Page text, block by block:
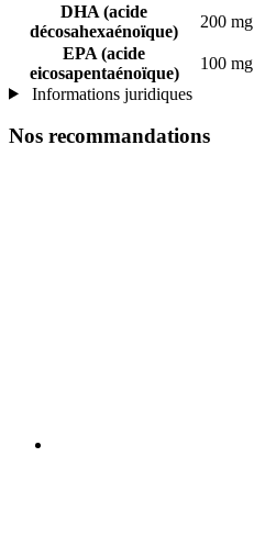
DHA (acide
décosahexaénoïque)
200 mg
EPA (acide
eicosapentaénoïque)
100 mg
Informations juridiques
Nos recommandations